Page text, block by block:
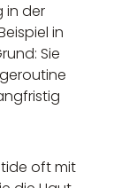
in der
in
Sie
oft mit